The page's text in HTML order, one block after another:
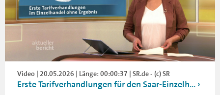
Video | 20.05.2026 | Länge: 00:00:37 | SR.de - (c) SR
Erste Tarifverhandlungen für den Saar-Einzelh...